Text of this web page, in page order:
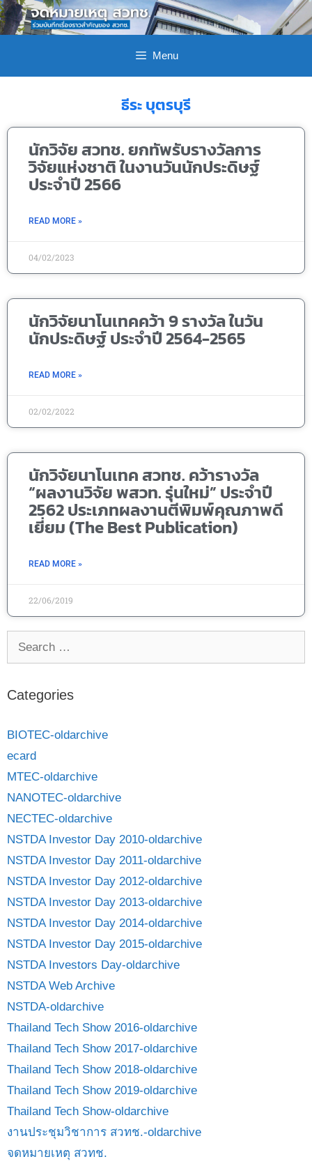
Menu
ธีระ บุตรบุรี
นักวิจัย สวทช. ยกทัพรับรางวัลการ
วิจัยแห่งชาติ ในงานวันนักประดิษฐ์
ประจำปี 2566
READ MORE »
04/02/2023
นักวิจัยนาโนเทคคว้า 9 รางวัล ในวัน
นักประดิษฐ์ ประจำปี 2564-2565
READ MORE »
02/02/2022
นักวิจัยนาโนเทค สวทช. คว้ารางวัล
“ผลงานวิจัย พสวท. รุ่นใหม่” ประจำปี
2562 ประเภทผลงานตีพิมพ์คุณภาพดี
เยี่ยม (The Best Publication)
READ MORE »
22/06/2019
Categories
BIOTEC-oldarchive
ecard
MTEC-oldarchive
NANOTEC-oldarchive
NECTEC-oldarchive
NSTDA Investor Day 2010-oldarchive
NSTDA Investor Day 2011-oldarchive
NSTDA Investor Day 2012-oldarchive
NSTDA Investor Day 2013-oldarchive
NSTDA Investor Day 2014-oldarchive
NSTDA Investor Day 2015-oldarchive
NSTDA Investors Day-oldarchive
NSTDA Web Archive
NSTDA-oldarchive
Thailand Tech Show 2016-oldarchive
Thailand Tech Show 2017-oldarchive
Thailand Tech Show 2018-oldarchive
Thailand Tech Show 2019-oldarchive
Thailand Tech Show-oldarchive
งานประชุมวิชาการ สวทช.-oldarchive
จดหมายเหตุ สวทช.